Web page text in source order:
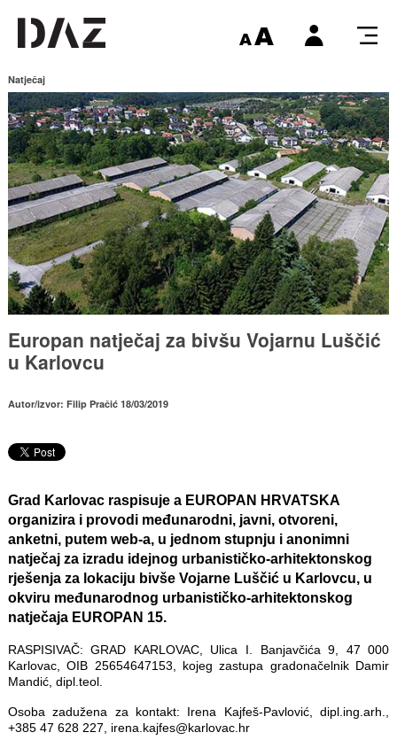
Natječaj
Europan natječaj za bivšu Vojarnu Luščić
u Karlovcu
Autor/izvor: Filip Pračić 18/03/2019
Grad Karlovac raspisuje a EUROPAN HRVATSKA
organizira i provodi međunarodni, javni, otvoreni,
anketni, putem web-a, u jednom stupnju i anonimni
natječaj za izradu idejnog urbanističko-arhitektonskog
rješenja za lokaciju bivše Vojarne Luščić u Karlovcu, u
okviru međunarodnog urbanističko-arhitektonskog
natječaja EUROPAN 15.
RASPISIVAČ: GRAD KARLOVAC, Ulica I. Banjavčića 9, 47 000
Karlovac, OIB 25654647153, kojeg zastupa gradonačelnik Damir
Mandić, dipl.teol.
Osoba zadužena za kontakt: Irena Kajfeš-Pavlović, dipl.ing.arh.,
+385 47 628 227, irena.kajfes@karlovac.hr